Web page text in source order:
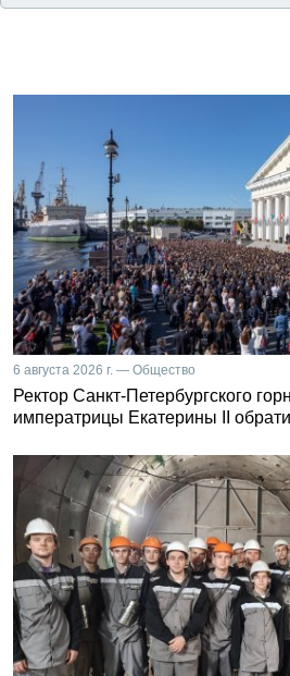
6 августа 2026 г. — Общество
Ректор Санкт-Петербургского
императрицы Екатерины II